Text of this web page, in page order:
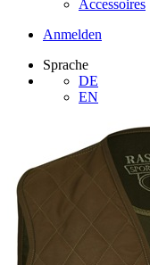
Accessoires
Anmelden
Sprache
DE
EN